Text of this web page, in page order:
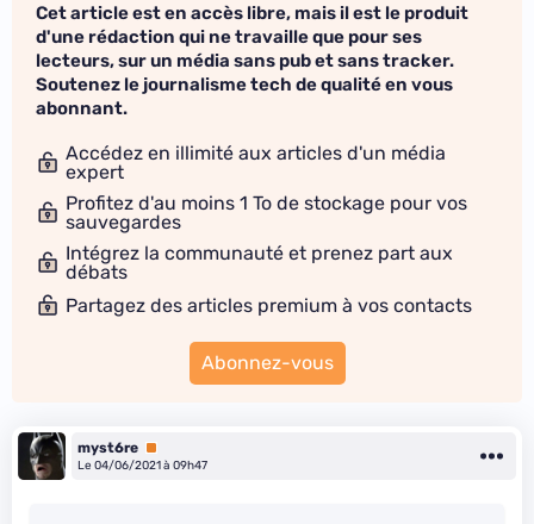
Cet article est en accès libre, mais il est le produit
d'une rédaction qui ne travaille que pour ses
lecteurs, sur un média sans pub et sans tracker.
Soutenez le journalisme tech de qualité en vous
abonnant.
Accédez en illimité aux articles d'un média
expert
Profitez d'au moins 1 To de stockage pour vos
sauvegardes
Intégrez la communauté et prenez part aux
débats
Partagez des articles premium à vos contacts
Abonnez-vous
myst6re Premium
Le 04/06/2021 à 09h47